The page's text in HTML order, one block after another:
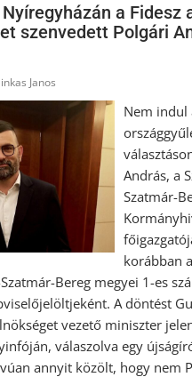
a Fidesz
szenvedett Polgári
Janos
Nem indul
András, a
Szatmár-
korábban
Bereg megyei 1-es
A döntést
vezető miniszter
válaszolva egy
annyit közölt, hogy nem